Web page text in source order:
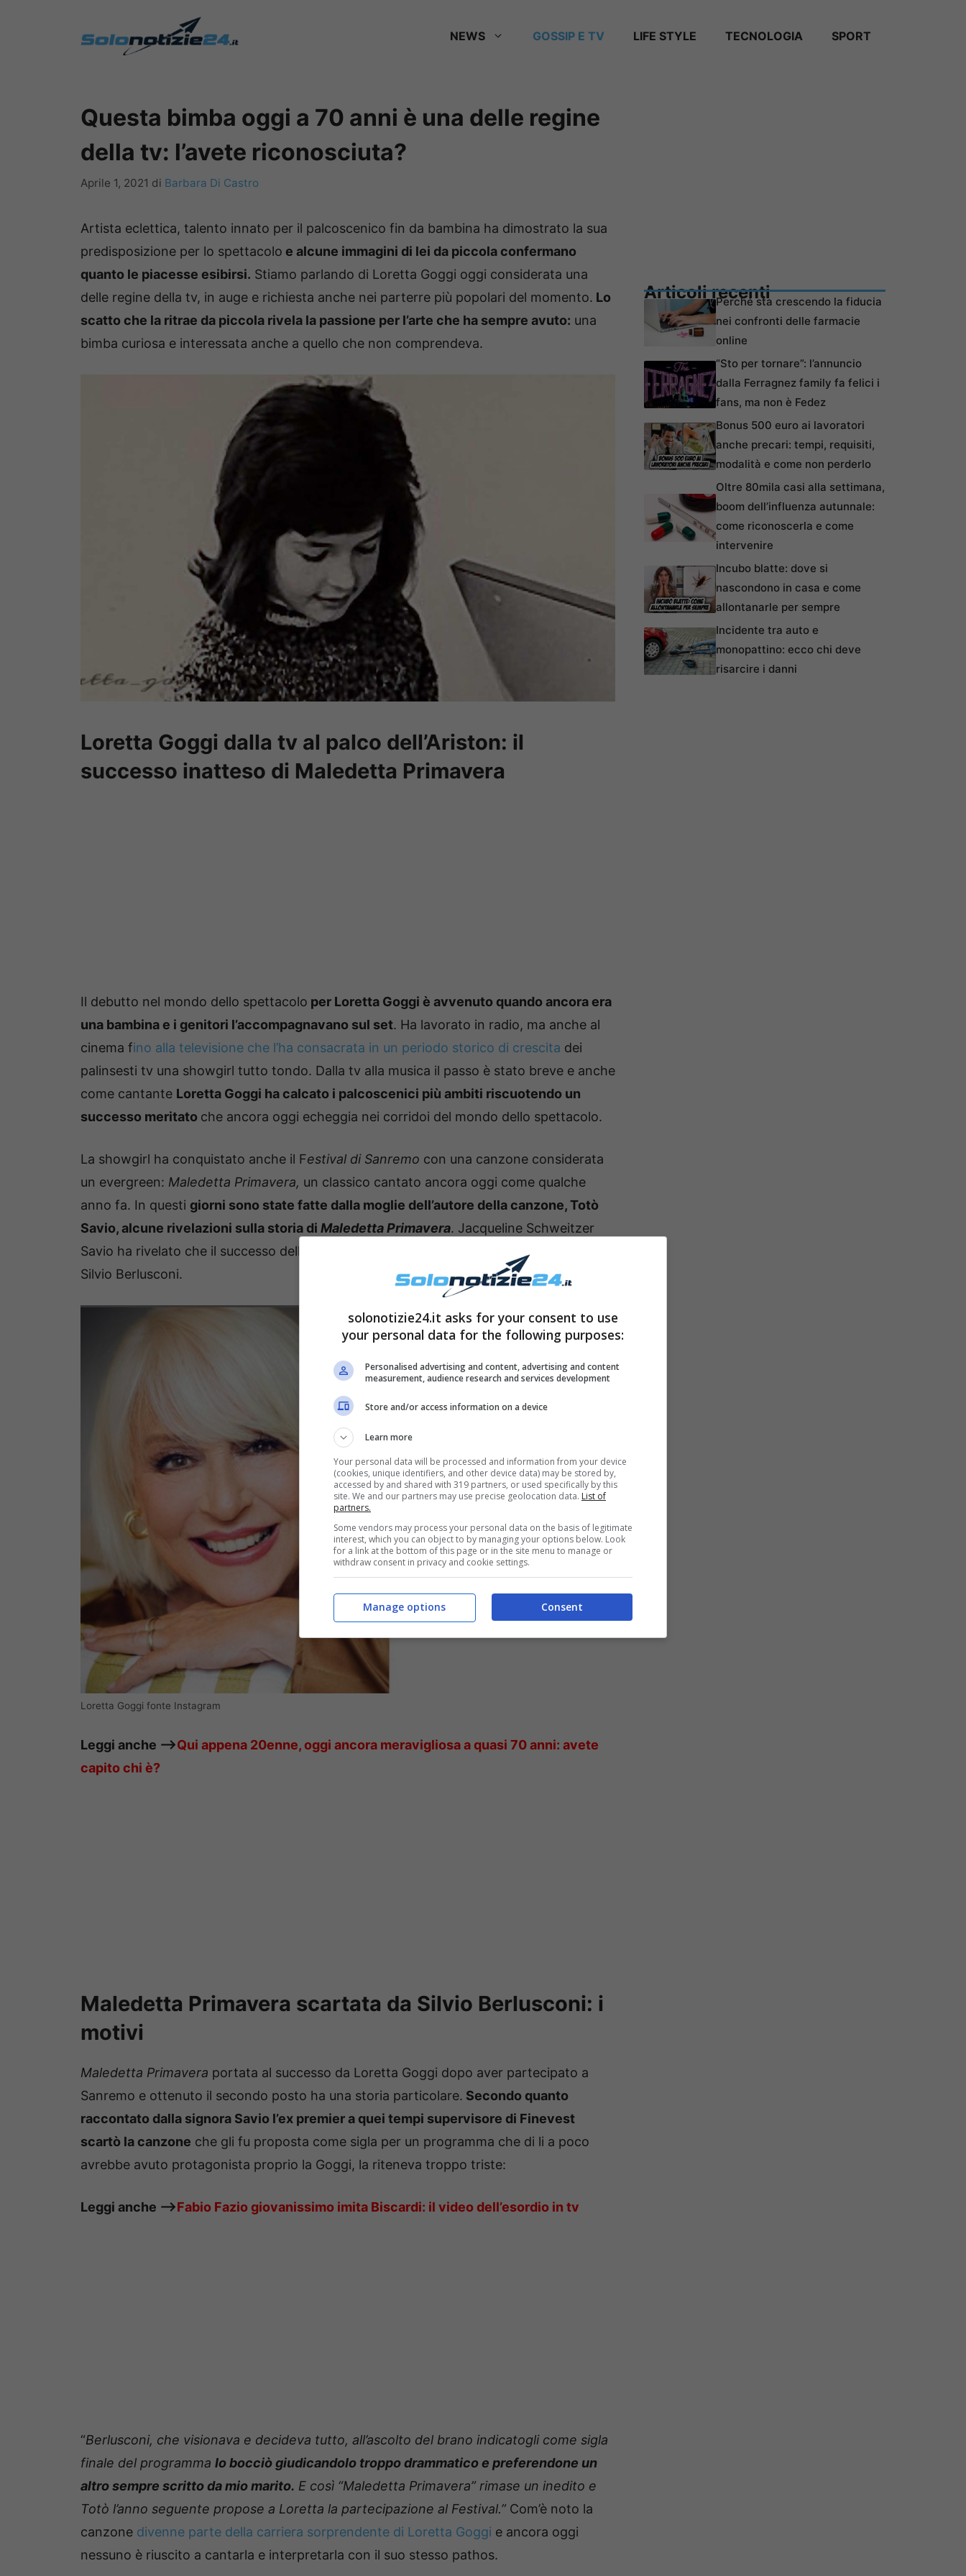
NEWS GOSSIP E TV LIFE STYLE TECNOLOGIA SPORT
Questa bimba oggi a 70 anni è una delle regine
della tv: l’avete riconosciuta?
Aprile 1, 2021 di Barbara Di Castro
Artista eclettica, talento innato per il palcoscenico fin da bambina ha dimostrato la sua
predisposizione per lo spettacolo e alcune immagini di lei da piccola confermano
quanto le piacesse esibirsi. Stiamo parlando di Loretta Goggi oggi considerata una
delle regine della tv, in auge e richiesta anche nei parterre più popolari del momento. Lo
scatto che la ritrae da piccola rivela la passione per l’arte che ha sempre avuto: una
bimba curiosa e interessata anche a quello che non comprendeva.
Loretta Goggi dalla tv al palco dell’Ariston: il
successo inatteso di Maledetta Primavera
Il debutto nel mondo dello spettacolo per Loretta Goggi è avvenuto quando ancora era
una bambina e i genitori l’accompagnavano sul set. Ha lavorato in radio, ma anche al
cinema fino alla televisione che l’ha consacrata in un periodo storico di crescita dei
palinsesti tv una showgirl tutto tondo. Dalla tv alla musica il passo è stato breve e anche
come cantante Loretta Goggi ha calcato i palcoscenici più ambiti riscuotendo un
successo meritato che ancora oggi echeggia nei corridoi del mondo dello spettacolo.
La showgirl ha conquistato anche il Festival di Sanremo con una canzone considerata
un evergreen: Maledetta Primavera, un classico cantato ancora oggi come qualche
anno fa. In questi giorni sono state fatte dalla moglie dell’autore della canzone, Totò
Savio, alcune rivelazioni sulla storia di Maledetta Primavera. Jacqueline Schweitzer
Savio ha rivelato che il successo della canzone è merito di Loretta Goggi ma anche a
Silvio Berlusconi.
Loretta Goggi fonte Instagram
Leggi anche —->Qui appena 20enne, oggi ancora meravigliosa a quasi 70 anni: avete
capito chi è?
Maledetta Primavera scartata da Silvio Berlusconi: i
motivi
Maledetta Primavera portata al successo da Loretta Goggi dopo aver partecipato a
Sanremo e ottenuto il secondo posto ha una storia particolare. Secondo quanto
raccontato dalla signora Savio l’ex premier a quei tempi supervisore di Finevest
scartò la canzone che gli fu proposta come sigla per un programma che di li a poco
avrebbe avuto protagonista proprio la Goggi, la riteneva troppo triste:
Leggi anche —->Fabio Fazio giovanissimo imita Biscardi: il video dell’esordio in tv
“Berlusconi, che visionava e decideva tutto, all’ascolto del brano indicatogli come sigla
finale del programma lo bocciò giudicandolo troppo drammatico e preferendone un
altro sempre scritto da mio marito. E così “Maledetta Primavera” rimase un inedito e
Totò l’anno seguente propose a Loretta la partecipazione al Festival.” Com’è noto la
canzone divenne parte della carriera sorprendente di Loretta Goggi e ancora oggi
nessuno è riuscito a cantarla e interpretarla con il suo stesso pathos.
Articoli recentiPerché sta crescendo la fiducia
nei confronti delle farmacie
online
“Sto per tornare”: l’annuncio
dalla Ferragnez family fa felici i
fans, ma non è Fedez
Bonus 500 euro ai lavoratori
anche precari: tempi, requisiti,
modalità e come non perderlo
Oltre 80mila casi alla settimana,
boom dell’influenza autunnale:
come riconoscerla e come
intervenire
Incubo blatte: dove si
nascondono in casa e come
allontanarle per sempre
Incidente tra auto e
monopattino: ecco chi deve
risarcire i danni
solonotizie24.it asks for your consent to use
your personal data for the following purposes:
Personalised advertising and content, advertising and content
measurement, audience research and services development
Store and/or access information on a device
Learn more
Your personal data will be processed and information from your device
(cookies, unique identifiers, and other device data) may be stored by,
accessed by and shared with 319 partners, or used specifically by this
site. We and our partners may use precise geolocation data. List of
partners.
Some vendors may process your personal data on the basis of legitimate
interest, which you can object to by managing your options below. Look
for a link at the bottom of this page or in the site menu to manage or
withdraw consent in privacy and cookie settings.
Consent
Manage options